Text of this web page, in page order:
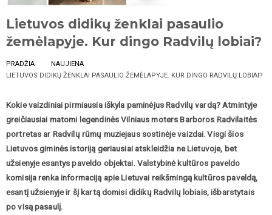
Lietuvos didikų ženklai pasaulio
žemėlapyje. Kur dingo Radvilų lobiai?
PRADŽIA
NAUJIENA
LIETUVOS DIDIKŲ ŽENKLAI PASAULIO ŽEMĖLAPYJE. KUR DINGO RADVILŲ LOBIAI?
Kokie vaizdiniai pirmiausia iškyla paminėjus Radvilų vardą? Atmintyje
greičiausiai matomi legendinės Vilniaus moters Barboros Radvilaitės
portretas ar Radvilų rūmų muziejaus sostinėje vaizdai. Visgi šios
Lietuvos giminės istoriją geriausiai atskleidžia ne Lietuvoje, bet
užsienyje esantys paveldo objektai. Valstybinė kultūros paveldo
komisija renka informaciją apie Lietuvai reikšmingą kultūros paveldą,
esantį užsienyje ir šį kartą domisi didikų Radvilų lobiais, išbarstytais
po visą pasaulį.